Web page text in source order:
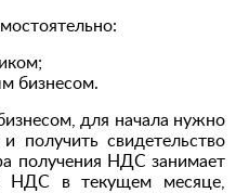
бизнесом.
для начала нужно
получить свидетельство
получения НДС занимает
НДС в текущем месяце,